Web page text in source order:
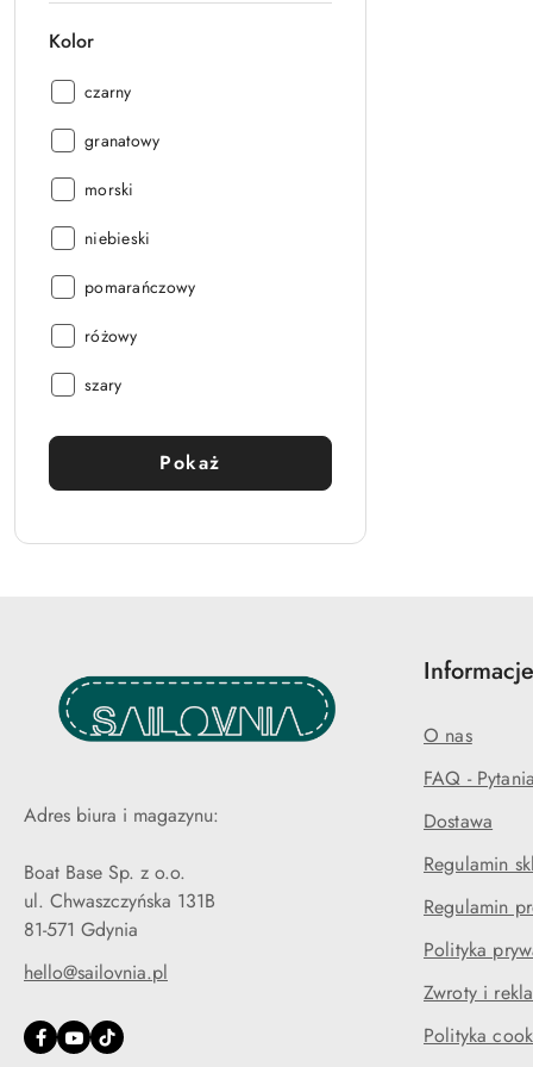
Kolor
Kolor:
czarny
Kolor:
granatowy
Kolor:
morski
Kolor:
niebieski
Kolor:
pomarańczowy
Kolor:
różowy
Kolor:
szary
Pokaż
Adres biura i magazynu:
Boat Base Sp. z o.o.
ul. Chwaszczyńska 131B
81-571 Gdynia
hello@sailovnia.pl
O nas
FAQ -
Dostawa
Regulamin
Regulamin
Polityka
Zwroty i
Polityka